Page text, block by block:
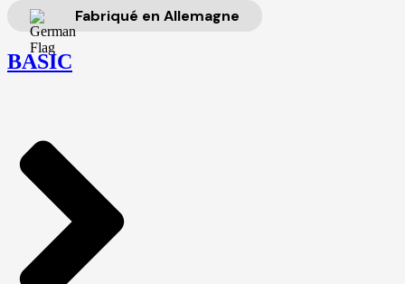
Fabriqué en Allemagne
BASIC